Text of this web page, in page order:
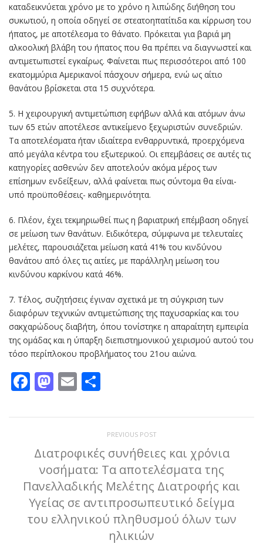
καταδεικνύεται χρόνο με το χρόνο η λιπώδης διήθηση του
συκωτιού, η οποία οδηγεί σε στεατοηπατίτιδα και κίρρωση του
ήπατος, με αποτέλεσμα το θάνατο. Πρόκειται για βαριά μη
αλκοολική βλάβη του ήπατος που θα πρέπει να διαγνωστεί και
αντιμετωπιστεί εγκαίρως. Φαίνεται πως περισσότεροι από 100
εκατομμύρια Αμερικανοί πάσχουν σήμερα, ενώ ως αίτιο
θανάτου βρίσκεται στα 15 συχνότερα.
5. Η χειρουργική αντιμετώπιση εφήβων αλλά και ατόμων άνω
των 65 ετών αποτέλεσε αντικείμενο ξεχωριστών συνεδριών.
Τα αποτελέσματα ήταν ιδιαίτερα ενθαρρυντικά, προερχόμενα
από μεγάλα κέντρα του εξωτερικού. Οι επεμβάσεις σε αυτές τις
κατηγορίες ασθενών δεν αποτελούν ακόμα μέρος των
επίσημων ενδείξεων, αλλά φαίνεται πως σύντομα θα είναι-
υπό προϋποθέσεις- καθημερινότητα.
6. Πλέον, έχει τεκμηριωθεί πως η βαριατρική επέμβαση οδηγεί
σε μείωση των θανάτων. Ειδικότερα, σύμφωνα με τελευταίες
μελέτες, παρουσιάζεται μείωση κατά 41% του κινδύνου
θανάτου από όλες τις αιτίες, με παράλληλη μείωση του
κινδύνου καρκίνου κατά 46%.
7. Τέλος, συζητήσεις έγιναν σχετικά με τη σύγκριση των
διαφόρων τεχνικών αντιμετώπισης της παχυσαρκίας και του
σακχαρώδους διαβήτη, όπου τονίστηκε η απαραίτητη εμπειρία
της ομάδας και η ύπαρξη διεπιστημονικού χειρισμού αυτού του
τόσο περίπλοκου προβλήματος του 21ου αιώνα.
Facebook
Mastodon
Email
PREVIOUS POST
Διατροφικές συνήθειες και χρόνια
νοσήματα: Τα αποτελέσματα της
Πανελλαδικής Μελέτης Διατροφής και
Υγείας σε αντιπροσωπευτικό δείγμα
του ελληνικού πληθυσμού όλων των
ηλικιών